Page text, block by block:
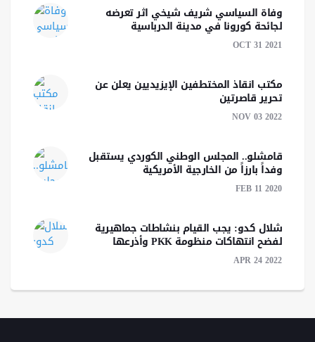
وفاة السياسي شريف شيخي اثر تعرضه
لجائحة كورونا في مدينة الدرباسية
OCT 31 2021
مكتب انقاذ المختطفين الإيزيديين يعلن عن
تحرير قاصرتين
NOV 03 2022
قامشلو.. المجلس الوطني الكوردي يستقبل
وفداً بارزاً من الخارجية الأمريكية
FEB 11 2020
شلال كدو: يجب القيام بنشاطات جماهيرية
لفضح انتهاكات منظومة PKK وأذرعها
APR 24 2022